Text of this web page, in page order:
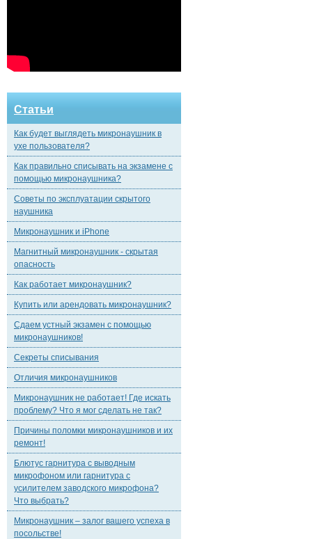
Статьи
Как будет выглядеть микронаушник в
ухе пользователя?
Как правильно списывать на экзамене с
помощью микронаушника?
Советы по эксплуатации скрытого
наушника
Микронаушник и iPhone
Магнитный микронаушник - скрытая
опасность
Как работает микронаушник?
Купить или арендовать микронаушник?
Сдаем устный экзамен с помощью
микронаушников!
Секреты списывания
Отличия микронаушников
Микронаушник не работает! Где искать
проблему? Что я мог сделать не так?
Причины поломки микронаушников и их
ремонт!
Блютус гарнитура с выводным
микрофоном или гарнитура с
усилителем заводского микрофона?
Что выбрать?
Микронаушник – залог вашего успеха в
посольстве!